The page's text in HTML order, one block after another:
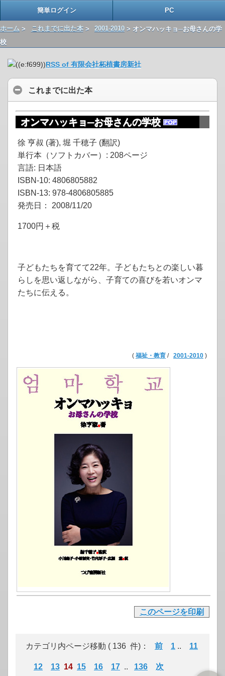
簡単ログイン PC
ホーム > これまでに出た本> 2001-2010 > オンマハッキョ─お母さんの学
校
RSS of 有限会社柘植書房新社
これまでに出た本
オンマハッキョ─お母さんの学校
徐 亨叔 (著), 堀 千穂子 (翻訳)
単行本（ソフトカバー）: 208ページ
言語: 日本語
ISBN-10: 4806805882
ISBN-13: 978-4806805885
発売日： 2008/11/20
1700円＋税
子どもたちを育てて22年。子どもたちとの楽しい暮
らしを思い返しながら、子育ての喜びを若いオンマ
たちに伝える。
( 福祉・教育 / 2001-2010 )
このページを印刷
カテゴリ内ページ移動 ( 136 件)： 前 1 .. 11
12 13 14 15 16 17 .. 136
次